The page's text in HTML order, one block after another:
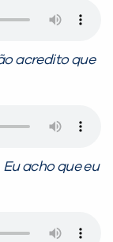
acredito que
Eu acho que eu